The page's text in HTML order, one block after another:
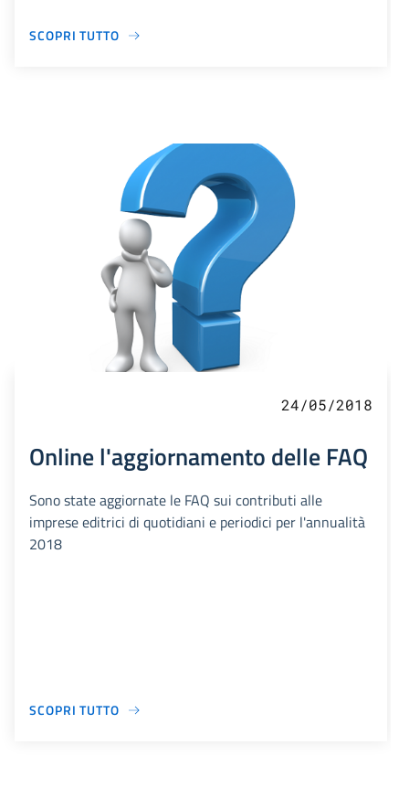
SCOPRI TUTTO
24/05/2018
Online l'aggiornamento delle FAQ
Sono state aggiornate le FAQ sui contributi alle
imprese editrici di quotidiani e periodici per l'annualità
2018
SCOPRI TUTTO